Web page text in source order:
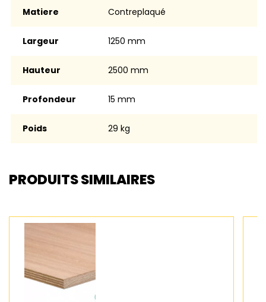
Matiere contreplaqué
Largeur 1250 mm
Hauteur 2500 mm
Profondeur 15 mm
Poids 29 kg
PRODUITS SIMILAIRES